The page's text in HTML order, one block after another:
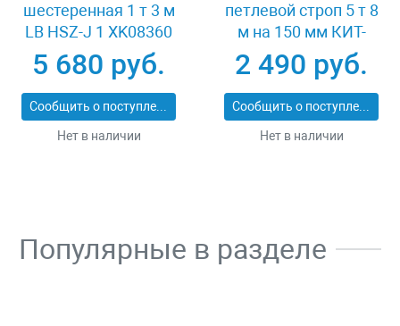
шестеренная 1 т 3 м
LB HSZ-J 1 XK08360
5 680 руб.
Сообщить о поступлении
Нет в наличии
петлевой строп 5 т 8
м на 150 мм КИТ-
СТП-5-8
2 490 руб.
Сообщить о поступлении
Нет в наличии
Популярные в разделе